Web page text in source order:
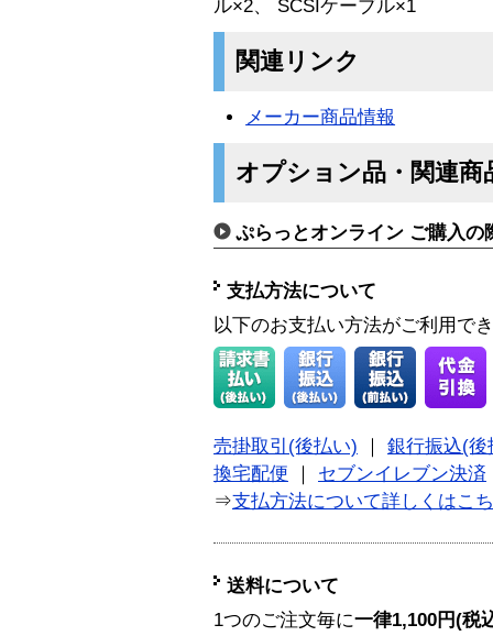
ル×2、 SCSIケーブル×1
関連リンク
メーカー商品情報
オプション品・関連商
ぷらっとオンライン ご購入の
支払方法について
以下のお支払い方法がご利用で
売掛取引(後払い)
銀行振込(後
換宅配便
セブンイレブン決済
⇒支払方法について詳しくはこ
送料について
1つのご注文毎に一律1,100円(税